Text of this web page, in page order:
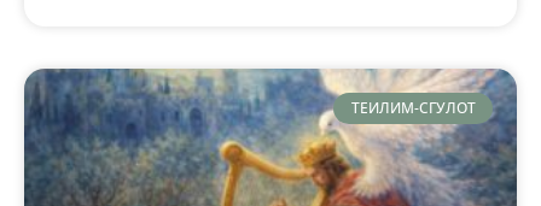
ТЕИЛИМ-СГУЛОТ